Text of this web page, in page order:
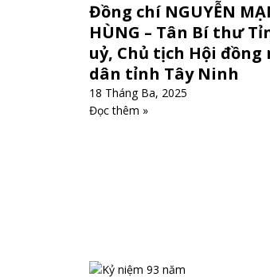
Đồng chí NGUYỄN
HÙNG – Tân Bí thư
uỷ, Chủ tịch Hội đồng
dân tỉnh Tây Ninh
18 Tháng Ba, 2025
Đọc thêm »